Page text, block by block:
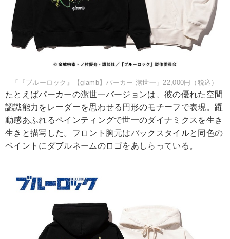
「『ブルーロック』【glamb】パーカー 潔世一」22,000円（税込）
たとえばパーカーの潔世一バージョンは、彼の優れた空間
認識能力をレーダーを思わせる円形のモチーフで表現。躍
動感あふれるペインティングで世一のダイナミクスを生き
生きと描写した。フロント胸元はバックスタイルと同色の
ペイントにダブルネームのロゴをあしらっている。